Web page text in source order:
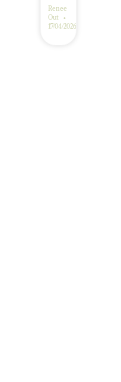
Renee
Out
17/04/2026